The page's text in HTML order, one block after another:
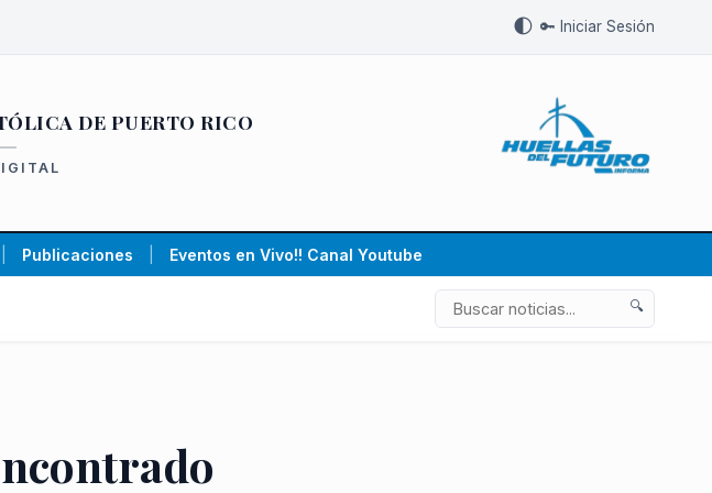
🌓 🔑 Iniciar Sesión
DE PUERTO RICO
Publicaciones Eventos en Vivo!! Canal Youtube
🔍